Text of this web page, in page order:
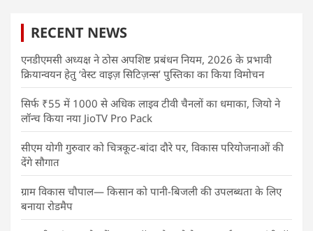
RECENT NEWS
एनडीएमसी अध्यक्ष ने ठोस अपशिष्ट प्रबंधन नियम, 2026 के प्रभावी
क्रियान्वयन हेतु ‘वेस्ट वाइज़ सिटिज़न्स’ पुस्तिका का किया विमोचन
सिर्फ ₹55 में 1000 से अधिक लाइव टीवी चैनलों का धमाका, जियो ने
लॉन्च किया नया JioTV Pro Pack
सीएम योगी गुरुवार को चित्रकूट-बांदा दौरे पर, विकास परियोजनाओं की
देंगे सौगात
ग्राम विकास चौपाल— किसान को पानी-बिजली की उपलब्धता के लिए
बनाया रोडमैप